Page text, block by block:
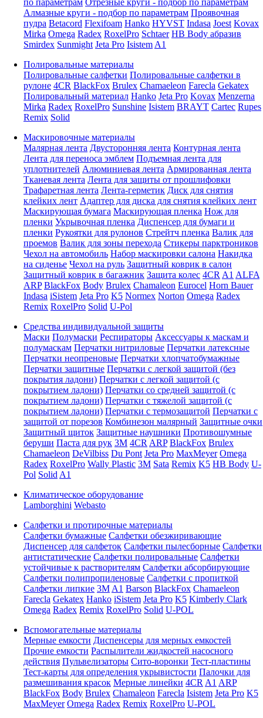
по параметрам Отрезные круги - подбор по параметрам
Алмазные круги - подбор по параметрам Проявочная
пудра Betacord Flexifoam Hanko HYVST Indasa Joest Kovax
Mirka Omega Radex RoxelPro Schtaer HB Body абразив
Smirdex Sunmight Jeta Pro Isistem A1
Полировальные материалы
Полировальные салфетки Полировальные салфетки в
рулоне 4CR BlackFox Brulex Chamaeleon Farecla Gekatex
Полировальный материал Hanko Jeta Pro Kovax Menzerna
Mirka Radex RoxelPro Sunshine Isistem BRAYT Cartec Rupes
Remix Solid
Маскировочные материалы
Малярная лента Двусторонняя лента Контурная лента
Лента для переноса эмблем Подъемная лента для
уплотнителей Алюминиевая лента Армированная лента
Тканевая лента Лента для защиты от прошлифовки
Трафаретная лента Лента-герметик Диск для снятия
клейких лент Адаптер для диска для снятия клейких лент
Маскирующая бумага Маскирующая пленка Нож для
пленки Укрывочная пленка Диспенсер для бумаги и
пленки Рукоятки для рулонов Стрейтч пленка Валик для
проемов Валик для зоны перехода Стикеры парктроников
Чехол на автомобиль Набор маскировки салона Накидка
на сиденье Чехол на руль Защитный коврик в салон
Защитный коврик в багажник Защита колес 4CR A1 ALFA
ARP BlackFox Body Brulex Chamaleon Eurocel Horn Bauer
Indasa iSistem Jeta Pro K5 Normex Norton Omega Radex
Remix RoxelPro Solid U-Pol
Средства индивидуальной защиты
Маски Полумаски Респираторы Аксессуары к маскам и
полумаскам Перчатки нитриловые Перчатки латексные
Перчатки неопреновые Перчатки хлопчатобумажные
Перчатки защитные Перчатки с легкой защитой (без
покрытия ладони) Перчатки с легкой защитой (с
покрытием ладони) Перчатки со средней защитой (с
покрытием ладони) Перчатки с тяжелой защитой (с
покрытием ладони) Перчатки с термозащитой Перчатки с
защитой от порезов Комбинезон малярный Защитные очки
Защитный щиток Защитные наушники Противошумные
беруши Паста для рук 3M 4CR ARP BlackFox Brulex
Chamaeleon DeVilbiss Du Pont Jeta Pro MaxMeyer Omega
Radex RoxelPro Wally Plastic 3M Sata Remix K5 HB Body U-
Pol Solid A1
Климатическое оборудование
Lamborghini Webasto
Салфетки и протирочные материалы
Салфетки бумажные Салфетки обезжиривающие
Диспенсер для салфеток Салфетки пылесборные Салфетки
антистатические Салфетки полировальные Салфетки
устойчивые к растворителям Салфетки абсорбирующие
Салфетки полипропиленовые Салфетки с пропиткой
Салфетки липкие 3M A1 Barson BlackFox Chamaeleon
Farecla Gekatex Hanko iSistem Jeta Pro K5 Kimberly Clark
Omega Radex Remix RoxelPro Solid U-POL
Вспомогательные материалы
Мерные емкости Диспенсеры для мерных емкостей
Прочие емкости Распылители жидкостей насосного
действия Пульвелизаторы Сито-воронки Тест-пластины
Тест-карты для определения укрывистости Палочки для
размешивания красок Мерные линейки 4CR A1 ARP
BlackFox Body Brulex Chamaleon Farecla Isistem Jeta Pro K5
MaxMeyer Omega Radex Remix RoxelPro U-POL